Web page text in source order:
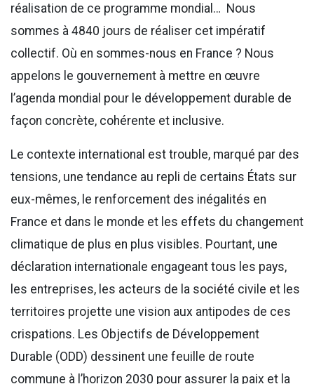
réalisation de ce programme mondial… Nous
sommes à 4840 jours de réaliser cet impératif
collectif. Où en sommes-nous en France ? Nous
appelons le gouvernement à mettre en œuvre
l’agenda mondial pour le développement durable de
façon concrète, cohérente et inclusive.
Le contexte international est trouble, marqué par des
tensions, une tendance au repli de certains États sur
eux-mêmes, le renforcement des inégalités en
France et dans le monde et les effets du changement
climatique de plus en plus visibles. Pourtant, une
déclaration internationale engageant tous les pays,
les entreprises, les acteurs de la société civile et les
territoires projette une vision aux antipodes de ces
crispations. Les Objectifs de Développement
Durable (ODD) dessinent une feuille de route
commune à l’horizon 2030 pour assurer la paix et la